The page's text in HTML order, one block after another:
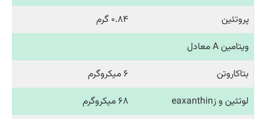
پروتئین
۰.۸۴ گرم
ویتامین A معادل
بتاکاروتن
۶ میکروگرم
لوتئین و زeaxanthin
۶۸ میکروگرم